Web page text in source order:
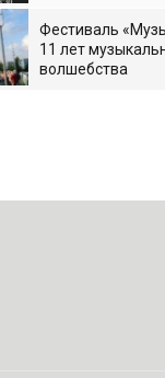
Фестиваль
11 лет
волшебства